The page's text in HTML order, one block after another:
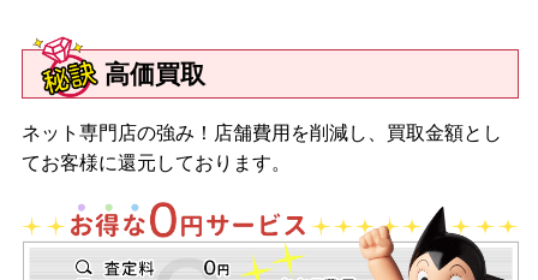
高価買取
ネット専門店の強み！店舗費用を削減し、買取金額とし
てお客様に還元しております。